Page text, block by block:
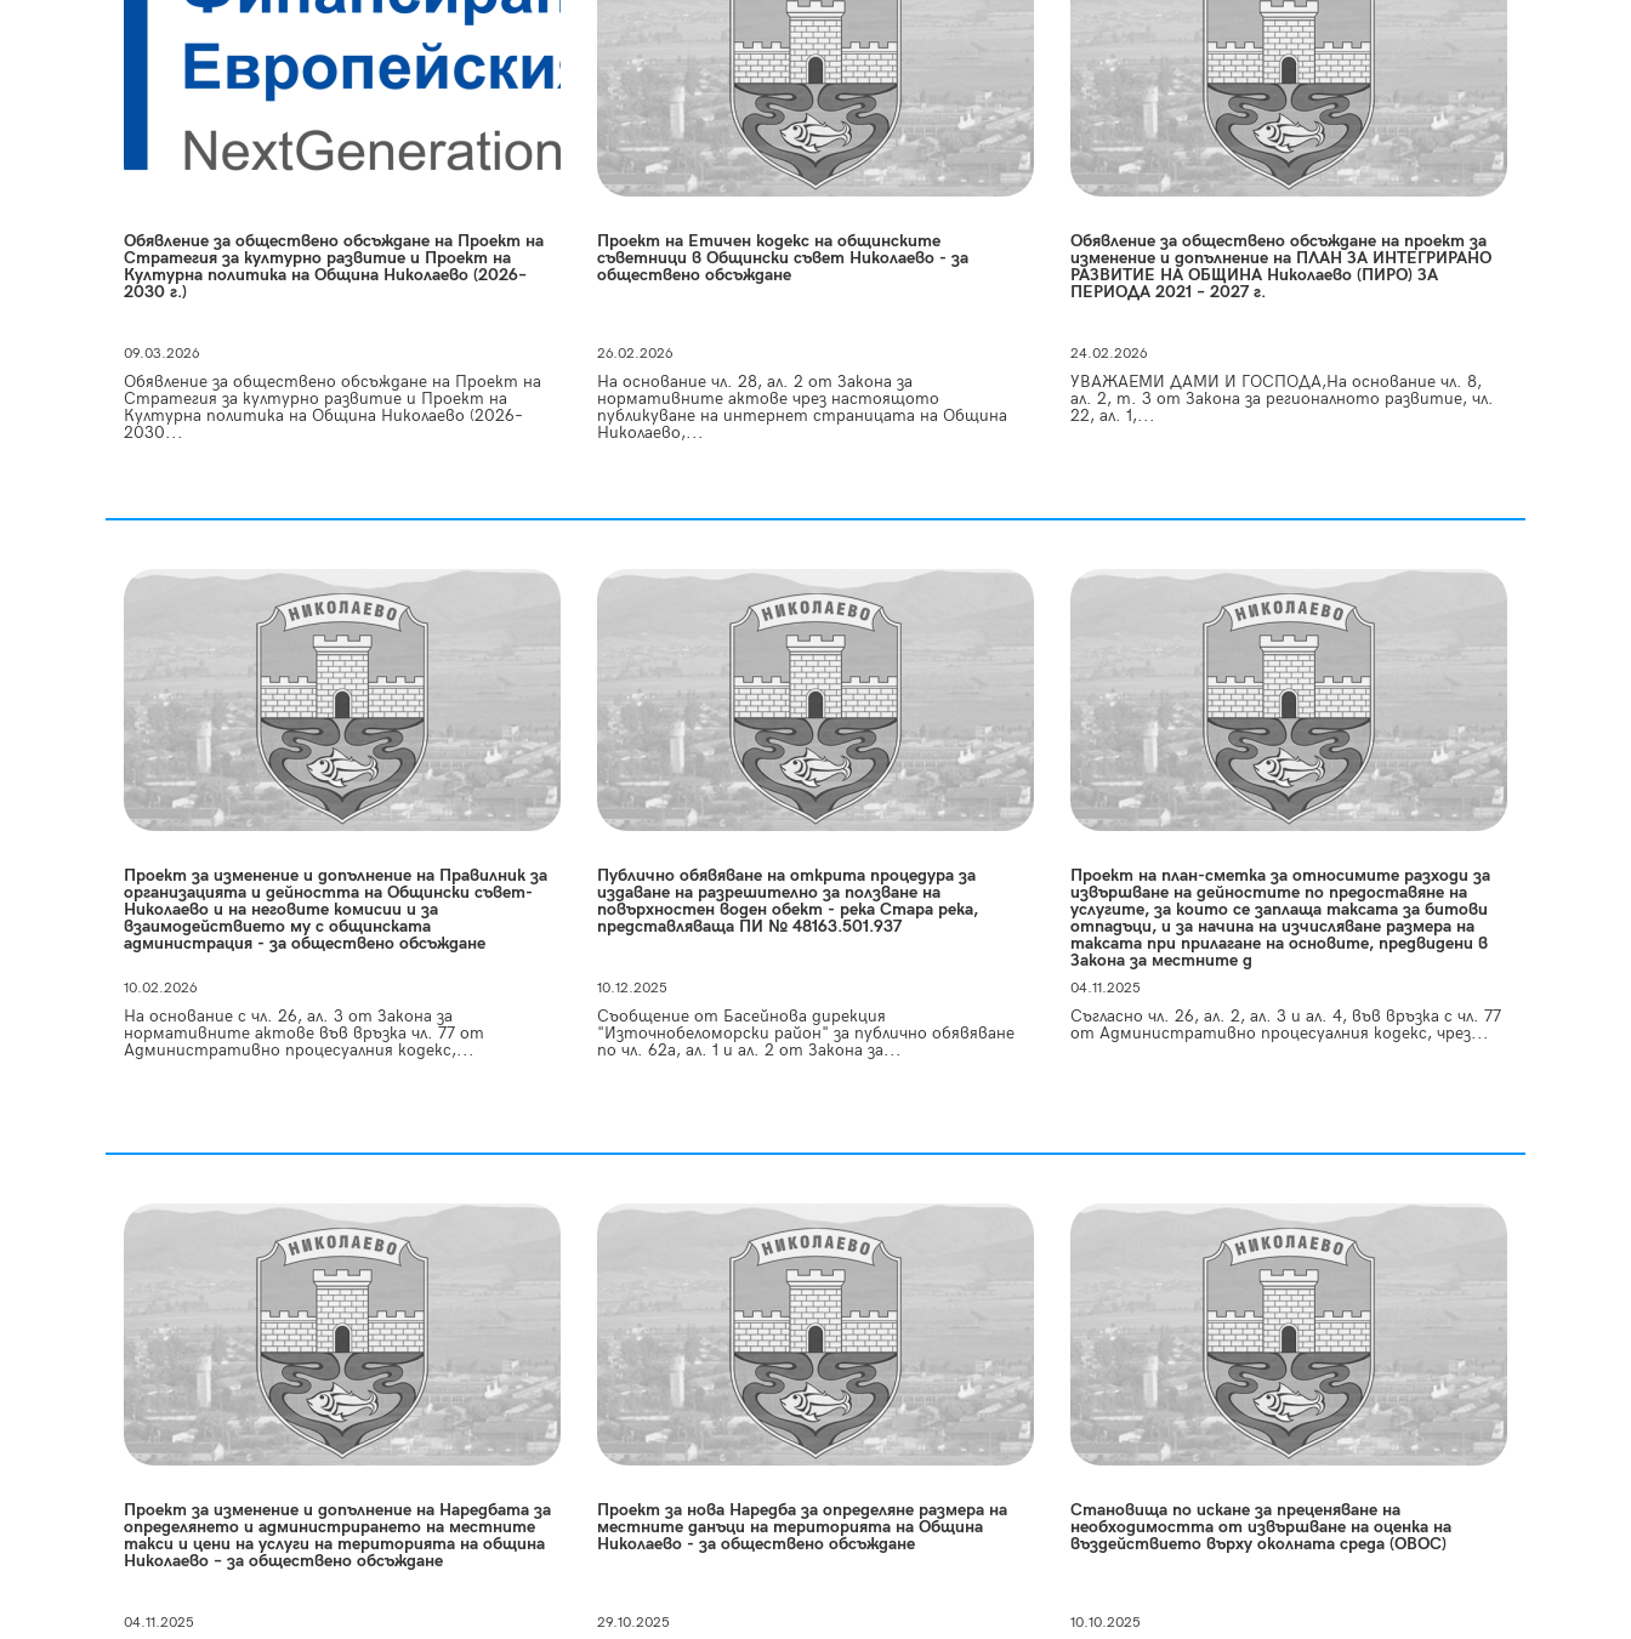
Обявление за обществено обсъждане на Проект на
Стратегия за културно развитие и Проект на
Културна политика на Община Николаево (2026–
2030 г.)
09.03.2026
Обявление за обществено обсъждане на Проект на
Стратегия за културно развитие и Проект на
Културна политика на Община Николаево (2026–
2030...
Проект на Етичен кодекс на общинските
съветници в Общински съвет Николаево - за
обществено обсъждане
26.02.2026
На основание чл. 28, ал. 2 от Закона за
нормативните актове чрез настоящото
публикуване на интернет страницата на Община
Николаево,...
Обявление за обществено обсъждане на проект за
изменение и допълнение на ПЛАН ЗА ИНТЕГРИРАНО
РАЗВИТИЕ НА ОБЩИНА Николаево (ПИРО) ЗА
ПЕРИОДА 2021 – 2027 г.
24.02.2026
УВАЖАЕМИ ДАМИ И ГОСПОДА,На основание чл. 8,
ал. 2, т. 3 от Закона за регионалното развитие, чл.
22, ал. 1,...
Проект за изменение и допълнение на Правилник за
организацията и дейността на Общински съвет-
Николаево и на неговите комисии и за
взаимодействието му с общинската
администрация - за обществено обсъждане
10.02.2026
На основание с чл. 26, ал. 3 от Закона за
нормативните актове във връзка чл. 77 от
Административно процесуалния кодекс,...
Публично обявяване на открита процедура за
издаване на разрешително за ползване на
повърхностен воден обект - река Стара река,
представляваща ПИ № 48163.501.937
10.12.2025
Съобщение от Басейнова дирекция
"Източнобеломорски район" за публично обявяване
по чл. 62а, ал. 1 и ал. 2 от Закона за...
Проект на план-сметка за относимите разходи за
извършване на дейностите по предоставяне на
услугите, за които се заплаща таксата за битови
отпадъци, и за начина на изчисляване размера на
таксата при прилагане на основите, предвидени в
Закона за местните д
04.11.2025
Съгласно чл. 26, ал. 2, ал. 3 и ал. 4, във връзка с чл. 77
от Административно процесуалния кодекс, чрез...
Проект за изменение и допълнение на Наредбата за
определянето и администрирането на местните
такси и цени на услуги на територията на община
Николаево – за обществено обсъждане
04.11.2025
Проект за нова Наредба за определяне размера на
местните данъци на територията на Община
Николаево - за обществено обсъждане
29.10.2025
Становища по искане за преценяване на
необходимостта от извършване на оценка на
въздействието върху околната среда (ОВОС)
10.10.2025